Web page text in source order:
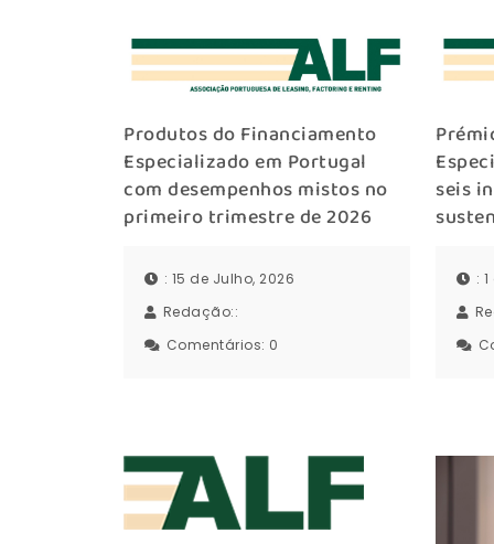
Produtos do Financiamento
Especializado em Portugal
com desempenhos mistos no
primeiro trimestre de 2026
: 15 de Julho, 2026
Redação::
Comentários: 0
seis
: